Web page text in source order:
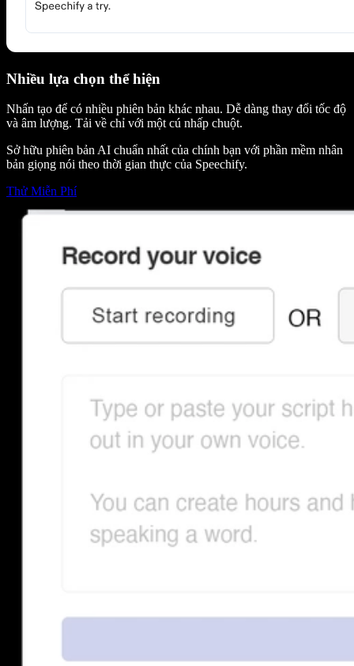
Nhiều lựa chọn thể hiện
Nhấn tạo để có nhiều phiên bản khác nhau. Dễ dàng thay đổi tốc độ
và âm lượng. Tải về chỉ với một cú nhấp chuột.
Sở hữu phiên bản AI chuẩn nhất của chính bạn với phần mềm nhân
bản giọng nói theo thời gian thực của Speechify.
Thử Miễn Phí